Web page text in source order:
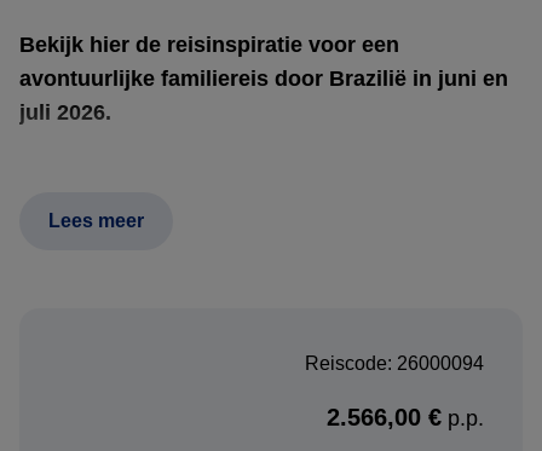
Bekijk hier de reisinspiratie voor een
avontuurlijke familiereis door Brazilië in juni en
juli 2026.
volgt Paraty, waar koloniale charme, tropische kust en het
Atlantisch Regenwoud samenkomen. Hier wachten
Lees meer
Reiscode: 26000094
2.566,00 € p.p.